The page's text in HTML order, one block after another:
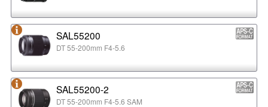
SAL55200
DT 55-200mm F4-5.6
SAL55200-2
DT 55-200mm F4-5.6 SAM